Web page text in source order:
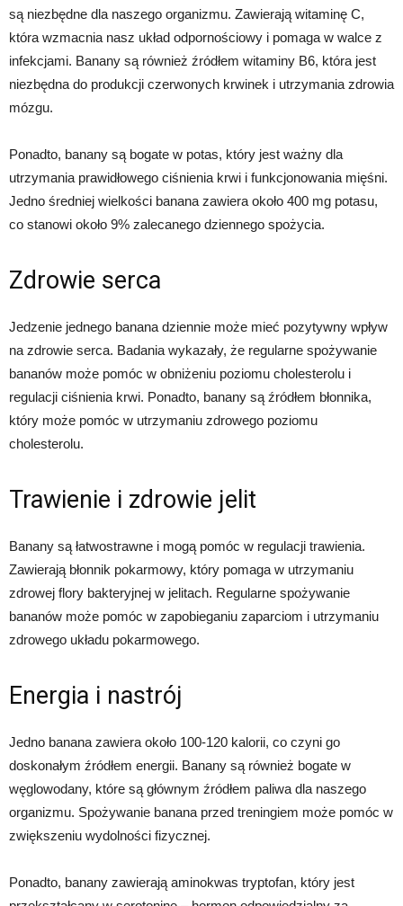
są niezbędne dla naszego organizmu. Zawierają witaminę C,
która wzmacnia nasz układ odpornościowy i pomaga w walce z
infekcjami. Banany są również źródłem witaminy B6, która jest
niezbędna do produkcji czerwonych krwinek i utrzymania zdrowia
mózgu.
Ponadto, banany są bogate w potas, który jest ważny dla
utrzymania prawidłowego ciśnienia krwi i funkcjonowania mięśni.
Jedno średniej wielkości banana zawiera około 400 mg potasu,
co stanowi około 9% zalecanego dziennego spożycia.
Zdrowie serca
Jedzenie jednego banana dziennie może mieć pozytywny wpływ
na zdrowie serca. Badania wykazały, że regularne spożywanie
bananów może pomóc w obniżeniu poziomu cholesterolu i
regulacji ciśnienia krwi. Ponadto, banany są źródłem błonnika,
który może pomóc w utrzymaniu zdrowego poziomu
cholesterolu.
Trawienie i zdrowie jelit
Banany są łatwostrawne i mogą pomóc w regulacji trawienia.
Zawierają błonnik pokarmowy, który pomaga w utrzymaniu
zdrowej flory bakteryjnej w jelitach. Regularne spożywanie
bananów może pomóc w zapobieganiu zaparciom i utrzymaniu
zdrowego układu pokarmowego.
Energia i nastrój
Jedno banana zawiera około 100-120 kalorii, co czyni go
doskonałym źródłem energii. Banany są również bogate w
węglowodany, które są głównym źródłem paliwa dla naszego
organizmu. Spożywanie banana przed treningiem może pomóc w
zwiększeniu wydolności fizycznej.
Ponadto, banany zawierają aminokwas tryptofan, który jest